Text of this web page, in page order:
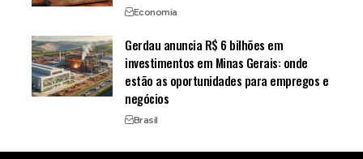
Economia
Gerdau anuncia R$ 6 bilhões em
investimentos em Minas Gerais: onde
estão as oportunidades para empregos e
negócios
Brasil